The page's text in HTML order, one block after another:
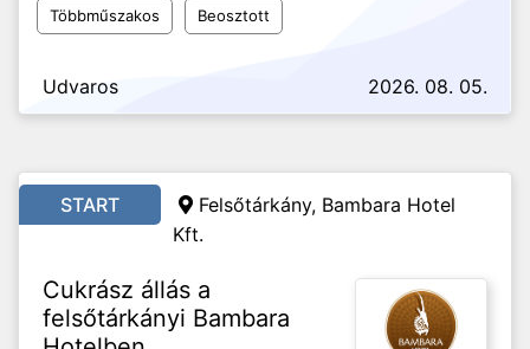
Többműszakos Beosztott
Udvaros 2026. 08. 05.
START
Felsőtárkány, Bambara Hotel
Kft.
Cukrász állás a
felsőtárkányi Bambara